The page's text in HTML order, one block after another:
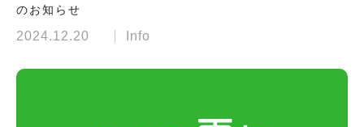
のお知らせ
2024.12.20 Info